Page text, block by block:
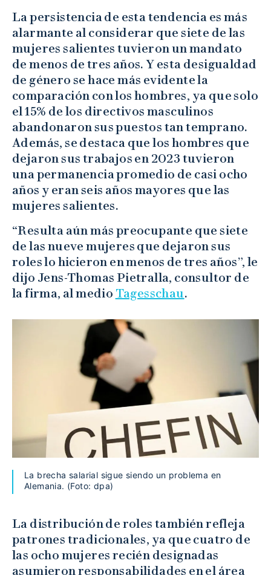
La persistencia de esta tendencia es más
alarmante al considerar que siete de las
mujeres salientes tuvieron un mandato
de menos de tres años. Y esta desigualdad
de género se hace más evidente la
comparación con los hombres, ya que solo
el 15% de los directivos masculinos
abandonaron sus puestos tan temprano.
Además, se destaca que los hombres que
dejaron sus trabajos en 2023 tuvieron
una permanencia promedio de casi ocho
años y eran seis años mayores que las
mujeres salientes.
“Resulta aún más preocupante que siete
de las nueve mujeres que dejaron sus
roles lo hicieron en menos de tres años”, le
dijo Jens-Thomas Pietralla, consultor de
la firma, al medio Tagesschau.
La brecha salarial sigue siendo un problema en
Alemania. (Foto: dpa)
La distribución de roles también refleja
patrones tradicionales, ya que cuatro de
las ocho mujeres recién designadas
asumieron responsabilidades en el área